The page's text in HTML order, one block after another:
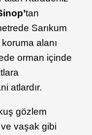
tan
Sarıkum
alanı
orman içinde
atlardır.
gözlem
vaşak gibi